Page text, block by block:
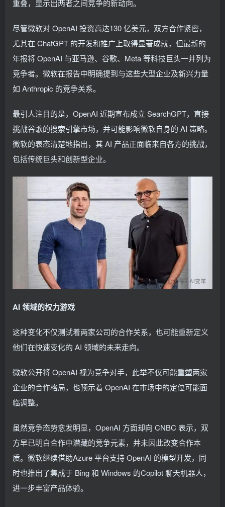
重叠，显示出两者之间竞争的新动向。
尽管微软对 OpenAI 投资高达130 亿美元，双方合作紧密，
尤其在 ChatGPT 的开发和推广上取得显著成就，但最新的
年报将 OpenAI 与亚马逊、谷歌、Meta 等科技巨头一并列为
竞争者。微软在报告中明确提到与这些大型企业及新兴力量
如 Anthropic 的竞争关系。
最引人注目的是，OpenAI 近期宣布成立 SearchGPT，直接
挑战谷歌的搜索引擎市场，并可能影响微软自身的 AI 策略。
微软的表态清楚地指出，其 AI 产品正面临来自各方的挑战，
包括传统巨头和创新型企业。
AI 领域的权力游戏
这种变化不仅测试着两家公司的合作关系，也可能重新定义
他们在快速变化的 AI 领域的未来走向。
微软公开将 OpenAI 视为竞争对手，此举不仅可能重塑两家
企业的合作格局，也预示着 OpenAI 在市场中的定位可能面
临调整。
虽然竞争态势愈发明显，OpenAI 方面却向 CNBC 表示，双
方早已明白合作中潜藏的竞争元素，并未因此改变合作本
质。微软继续借助Azure 平台支持 OpenAI 的模型开发，同
时也推出了集成于 Bing 和 Windows 的Copilot 聊天机器人，
进一步丰富产品体验。